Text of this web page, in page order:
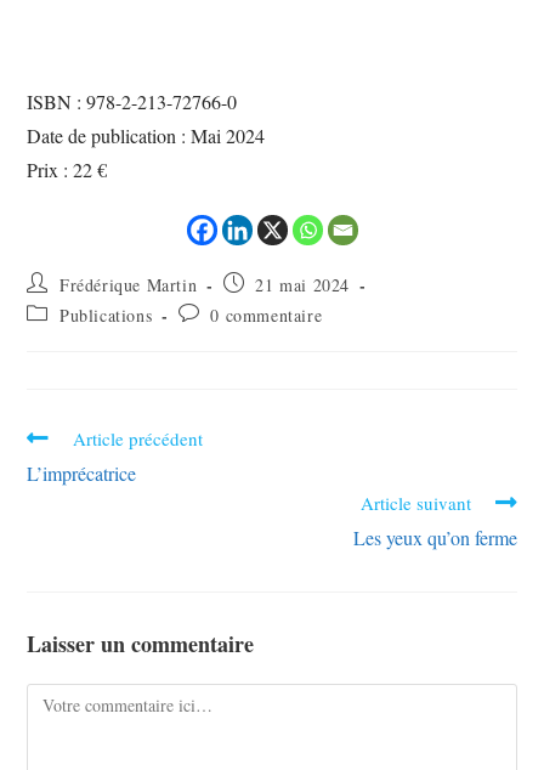
ISBN : 978-2-213-72766-0
Date de publication : Mai 2024
Prix : 22 €
Frédérique Martin
21 mai 2024
Publications
0 commentaire
Article précédent
L’imprécatrice
Article suivant
Les yeux qu’on ferme
Laisser un commentaire